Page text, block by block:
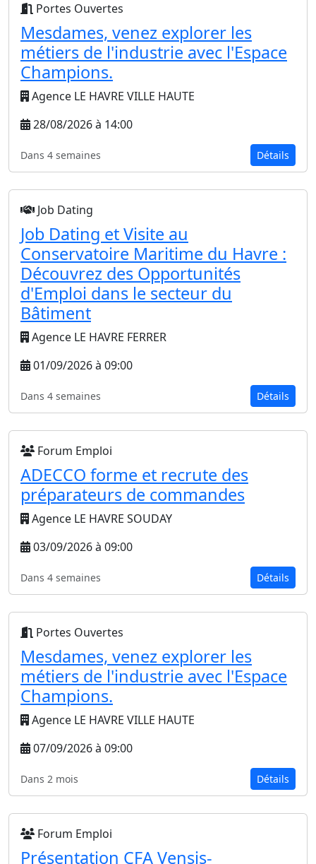
Portes Ouvertes
Mesdames, venez explorer les
métiers de l'industrie avec l'Espace
Champions.
Agence LE HAVRE VILLE HAUTE
28/08/2026 à 14:00
Dans 4 semaines Détails
Job Dating
Job Dating et Visite au
Conservatoire Maritime du Havre :
Découvrez des Opportunités
d'Emploi dans le secteur du
Bâtiment
Agence LE HAVRE FERRER
01/09/2026 à 09:00
Dans 4 semaines Détails
Forum Emploi
ADECCO forme et recrute des
préparateurs de commandes
Agence LE HAVRE SOUDAY
03/09/2026 à 09:00
Dans 4 semaines Détails
Portes Ouvertes
Mesdames, venez explorer les
métiers de l'industrie avec l'Espace
Champions.
Agence LE HAVRE VILLE HAUTE
07/09/2026 à 09:00
Dans 2 mois Détails
Forum Emploi
Présentation CFA Vensis-